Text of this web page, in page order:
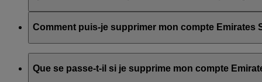
Nous partagerons votre nom et votre adresse e-mail avec
confidentialité de flydubai.
Comment puis-je supprimer mon compte Emirates
Que se passe-t-il si je supprime mon compte